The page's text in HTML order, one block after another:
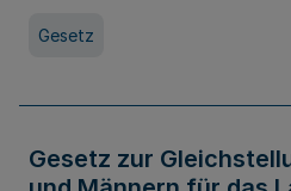
Gesetz
Gesetz zur